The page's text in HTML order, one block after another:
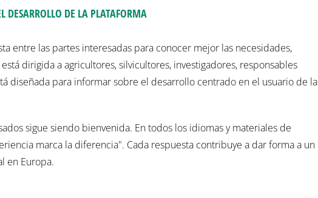
DESARROLLO DE LA PLATAFORMA
entre las partes interesadas para conocer mejor las necesidades,
dirigida a agricultores, silvicultores, investigadores, responsables
diseñada para informar sobre el desarrollo centrado en el usuario de la
sigue siendo bienvenida. En todos los idiomas y materiales de
marca la diferencia". Cada respuesta contribuye a dar forma a un
en Europa.